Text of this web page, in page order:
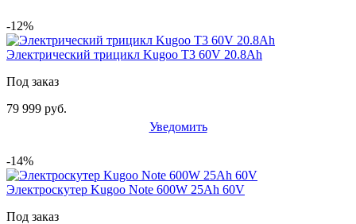
-12%
Электрический трицикл Kugoo T3 60V 20.8Ah
Под заказ
79 999 руб.
Уведомить
-14%
Электроскутер Kugoo Note 600W 25Ah 60V
Под заказ